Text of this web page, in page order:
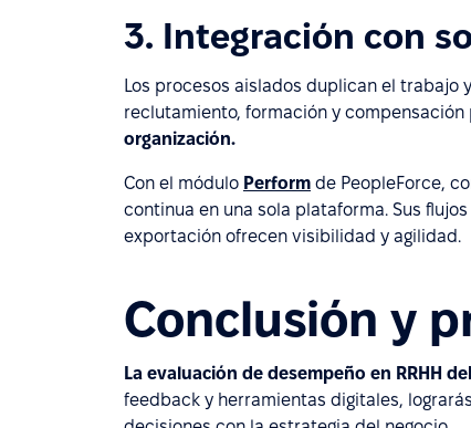
3. Integración con
Los procesos aislados duplican el trabajo
reclutamiento, formación y compensación
organización.
Con el módulo Perform de PeopleForce,
continua en una sola plataforma. Sus
exportación ofrecen visibilidad y agilidad.
Conclusión y
La evaluación de desempeño en RRHH
feedback y herramientas digitales,